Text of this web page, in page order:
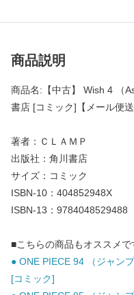
商品説明
商品名:【中古】 Wish 4 （
書店 [コミック]【メール便送
著者：ＣＬＡＭＰ
出版社：角川書店
サイズ：コミック
ISBN-10：404852948X
ISBN-13：9784048529488
■こちらの商品もオススメで
● ONE PIECE 94 （ジャン
[コミック]